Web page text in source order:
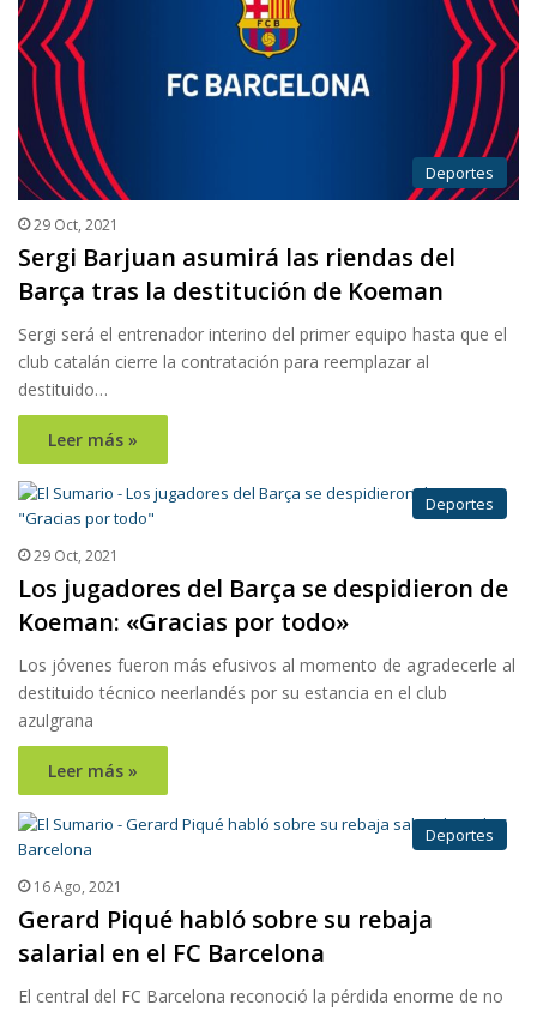
Deportes
29 Oct, 2021
Sergi Barjuan asumirá las riendas del
Barça tras la destitución de Koeman
Sergi será el entrenador interino del primer equipo hasta que el
club catalán cierre la contratación para reemplazar al
destituido…
Leer más »
Deportes
29 Oct, 2021
Los jugadores del Barça se despidieron de
Koeman: «Gracias por todo»
Los jóvenes fueron más efusivos al momento de agradecerle al
destituido técnico neerlandés por su estancia en el club
azulgrana
Leer más »
Deportes
16 Ago, 2021
Gerard Piqué habló sobre su rebaja
salarial en el FC Barcelona
El central del FC Barcelona reconoció la pérdida enorme de no